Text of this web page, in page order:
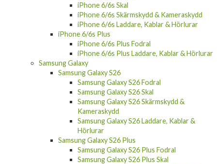
iPhone 6/6s Skärmskydd & Kameraskydd
iPhone 6/6s Laddare, Kablar & Hörlurar
iPhone 6/6s Plus
iPhone 6/6s Plus Fodral
iPhone 6/6s Plus Laddare, Kablar & Hörlurar
Samsung Galaxy
Samsung Galaxy S26
Samsung Galaxy S26 Fodral
Samsung Galaxy S26 Skal
Samsung Galaxy S26 Skärmskydd &
Kameraskydd
Samsung Galaxy S26 Laddare, Kablar &
Hörlurar
Samsung Galaxy S26 Plus
Samsung Galaxy S26 Plus Fodral
Samsung Galaxy S26 Plus Skal
Samsung Galaxy S26 Plus Skärmskydd &